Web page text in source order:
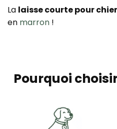
La laisse courte pour
en marron !
Pourquoi